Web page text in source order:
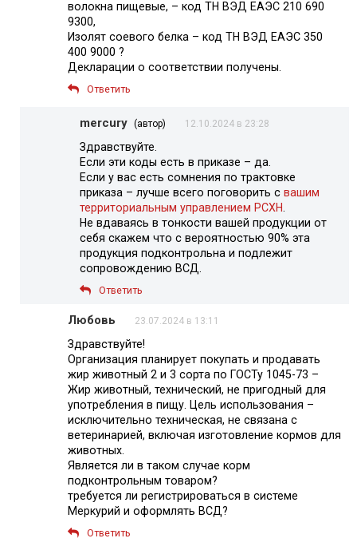
волокна пищевые, – код ТН ВЭД ЕАЭС 210 690
9300,
Изолят соевого белка – код ТН ВЭД ЕАЭС 350
400 9000 ?
Декларации о соответствии получены.
Ответить
mercury (автор) 12.10.2024 в 23:28
Здравствуйте.
Если эти коды есть в приказе – да.
Если у вас есть сомнения по трактовке
приказа – лучше всего поговорить с вашим
территориальным управлением РСХН
Не вдаваясь в тонкости вашей продукции от
себя скажем что с вероятностью 90% эта
продукция подконтрольна и подлежит
сопровождению ВСД.
Ответить
Любовь 23.07.2024 в 13:11
Здравствуйте!
Организация планирует покупать и продавать
жир животный 2 и 3 сорта по ГОСТу 1045-73 –
Жир животный, технический, не пригодный для
употребления в пищу. Цель использования –
исключительно техническая, не связана с
ветеринарией, включая изготовление кормов для
животных.
Является ли в таком случае корм
подконтрольным товаром?
требуется ли регистрироваться в системе
Меркурий и оформлять ВСД?
Ответить